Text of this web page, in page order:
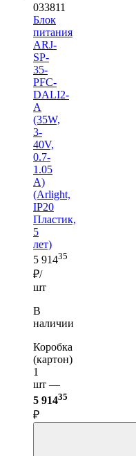
033811
Блок
питания
ARJ-
SP-
35-
PFC-
DALI2-
A
(35W,
3-
40V,
0.7-
1.05
A)
(Arlight,
IP20
Пластик,
5
лет)
5 91435
₽/
шт
В
наличии
Коробка
(картон)
1
шт —
5 91435
₽